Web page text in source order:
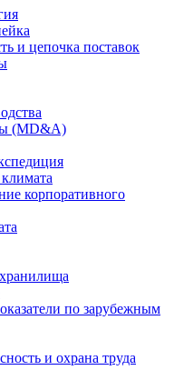
и цепочка поставок
(MD&A)
корпоративного
по зарубежным
и охрана труда